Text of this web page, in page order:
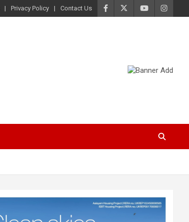
Privacy Policy Contact Us